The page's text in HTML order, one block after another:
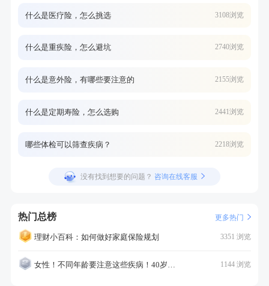
什么是医疗险，怎么挑选 3108浏览
什么是重疾险，怎么避坑 2740浏览
什么是意外险，有哪些要注意的 2155浏览
什么是定期寿险，怎么选购 2441浏览
哪些体检可以筛查疾病？ 2218浏览
没有找到想要的问题？ 咨询在线客服
热门总榜 更多热门
理财小百科：如何做好家庭保险规划 3351 浏览
女性！不同年龄要注意这些疾病！40岁的这个疾病最需要注意！ 1144 浏览